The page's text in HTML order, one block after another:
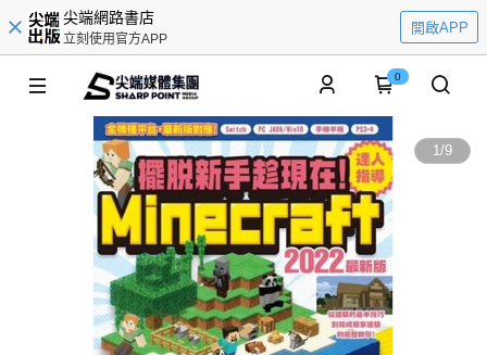
尖端網路書店
立刻使用官方APP
開啟APP
0
1/9